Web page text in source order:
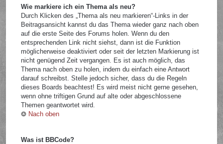
Wie markiere ich ein Thema als neu?
Durch Klicken des „Thema als neu markieren“-Links in der
Beitragsansicht kannst du das Thema wieder ganz nach oben
auf die erste Seite des Forums holen. Wenn du den
entsprechenden Link nicht siehst, dann ist die Funktion
möglicherweise deaktiviert oder seit der letzten Markierung ist
nicht genügend Zeit vergangen. Es ist auch möglich, das
Thema nach oben zu holen, indem du einfach eine Antwort
darauf schreibst. Stelle jedoch sicher, dass du die Regeln
dieses Boards beachtest! Es wird meist nicht gerne gesehen,
wenn ohne triftigen Grund auf alte oder abgeschlossene
Themen geantwortet wird.
Nach oben
Was ist BBCode?